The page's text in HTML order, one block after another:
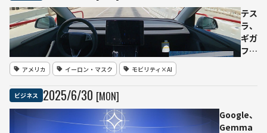
テス
ラ、
ギガ
ファ
ーナ
ー宅
アメリカ イーロン・マスク モビリティ×AI
ビジネス 2025/6/30 [MON]
Google、
Gemma